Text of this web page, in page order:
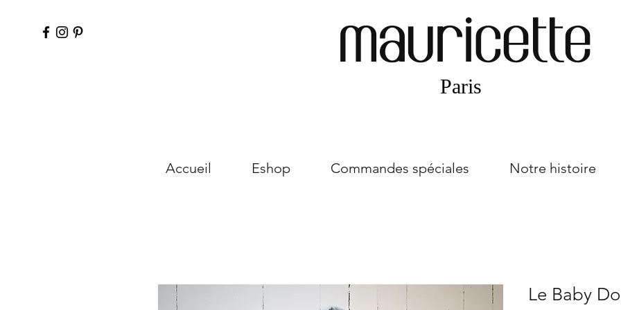
mauricette
Paris
Accueil Eshop Commandes spéciales Notre histoire
Le Baby Doll